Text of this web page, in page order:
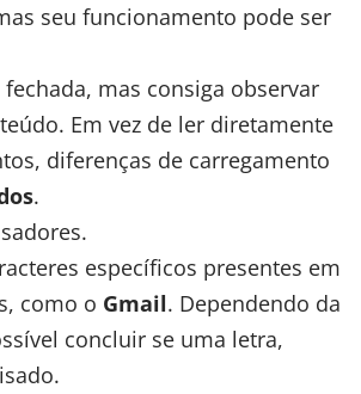
seu funcionamento pode ser
mas consiga observar
Em vez de ler diretamente
diferenças de carregamento
.
específicos presentes em
como o Gmail. Dependendo da
concluir se uma letra,